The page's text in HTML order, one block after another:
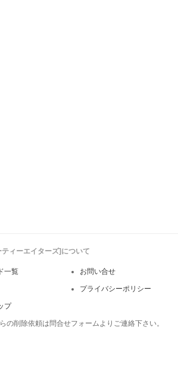
ィーエイターズ]について
一覧 お問い合せ
プライバシーポリシー
プ
の削除依頼は問合せフォームよりご連絡下さい。